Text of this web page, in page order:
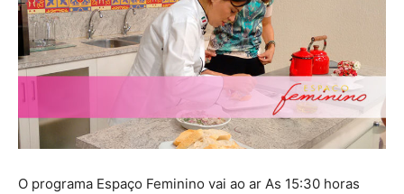
O programa Espaço Feminino vai ao ar As 15:30 horas